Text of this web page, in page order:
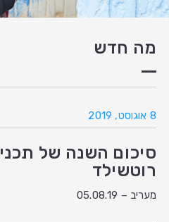
צרו קשר
מה חדש
8 אוגוסט, 2019
סיכום השנה של
רוטשילד
מעריב – 05.08.19